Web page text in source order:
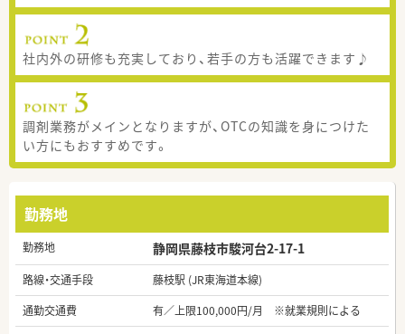
社内外の研修も充実しており、若手の方も活躍できます♪
調剤業務がメインとなりますが、OTCの知識を身につけた
い方にもおすすめです。
勤務地
勤務地 静岡県藤枝市駿河台2-17-1
路線・交通手段
藤枝駅 (JR東海道本線)
通勤交通費
有／上限100,000円/月 ※就業規則による